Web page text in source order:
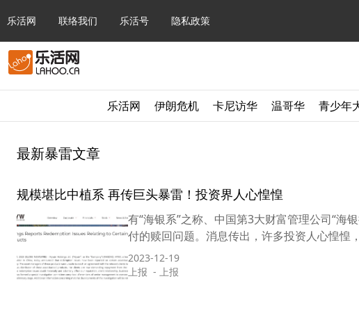
乐活网 联络我们 乐活号 隐私政策
乐活网 伊朗危机 卡尼访华 温哥华 青少年
最新暴雷文章
规模堪比中植系 再传巨头暴雷！投资界人心惶惶
有“海银系”之称、中国第3大财富管理公司“海
付的赎回问题。消息传出，许多投资人心惶
2023-12-19
上报 - 上报